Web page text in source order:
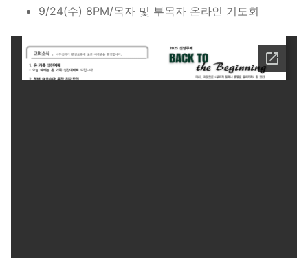
9/24(수) 8PM/목자 및 부목자 온라인 기도회